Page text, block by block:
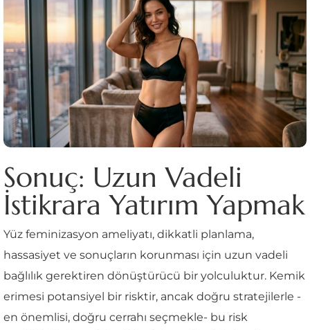
Sonuç: Uzun Vadeli
İstikrara Yatırım Yapmak
Yüz feminizasyon ameliyatı, dikkatli planlama,
hassasiyet ve sonuçların korunması için uzun vadeli
bağlılık gerektiren dönüştürücü bir yolculuktur. Kemik
erimesi potansiyel bir risktir, ancak doğru stratejilerle -
en önemlisi, doğru cerrahı seçmekle- bu risk